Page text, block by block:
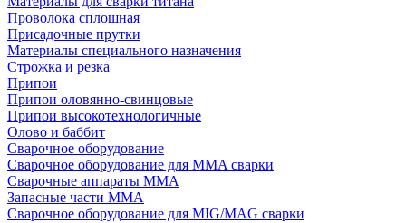
Проволока сплошная
Присадочные прутки
Материалы специального назначения
Строжка и резка
Припои
Припои оловянно-свинцовые
Припои высокотехнологичные
Олово и баббит
Сварочное оборудование
Сварочное оборудование для MMA сварки
Сварочные аппараты MMA
Запасные части MMA
Сварочное оборудование для MIG/MAG сварки